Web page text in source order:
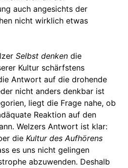
auch angesichts der
nicht wirklich etwas
Selbst denken die
Kultur schärfstens
Antwort auf die drohende
nicht anders denkbar ist
liegt die Frage nahe, ob
Reaktion auf den
Welzers Antwort ist klar:
die Kultur des Aufhörens
es uns nicht gelingen
abzuwenden. Deshalb